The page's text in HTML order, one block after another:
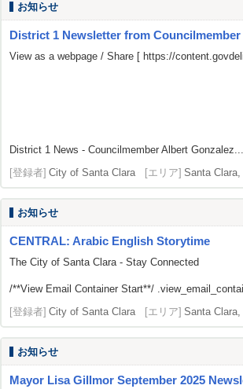
お知らせ
District 1 Newsletter from
View as a webpage / Share [ https://
District 1 News - Councilmember Albert Gonzalez...
[登録者] City of Santa Clara [エリア] Santa Clara,
お知らせ
CENTRAL: Arabic English Storytime
The City of Santa Clara - Stay Connected
/**View Email Container Start**/
[登録者] City of Santa Clara [エリア] Santa Clara,
お知らせ
Mayor Lisa Gillmor September 2025